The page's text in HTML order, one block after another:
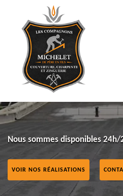
Nous sommes disponibles 24h/
VOIR NOS RÉALISATIONS